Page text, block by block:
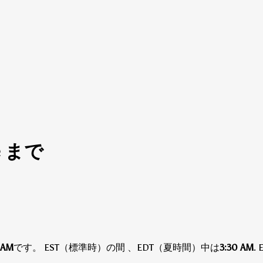
まで
です。 EST（標準時）の間 、EDT（夏時間）中は3:30 AM.